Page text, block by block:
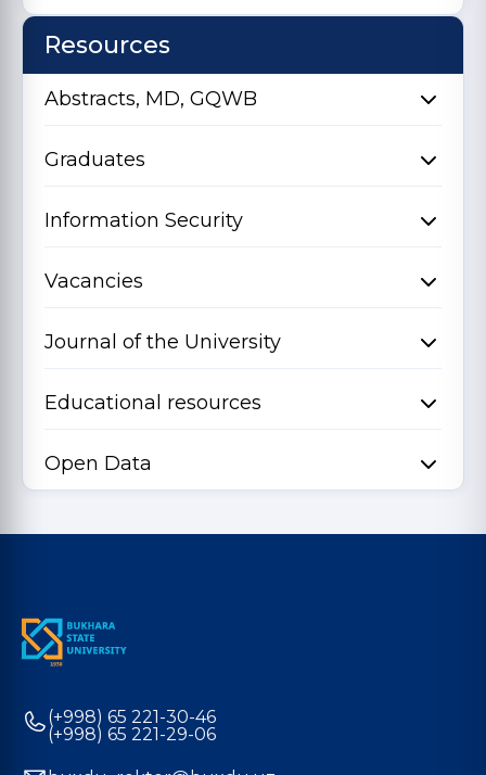
Resources
Abstracts, MD, GQWB
Graduates
Information Security
Vacancies
Journal of the University
Educational resources
Open Data
(+998) 65 221-30-46
(+998) 65 221-29-06